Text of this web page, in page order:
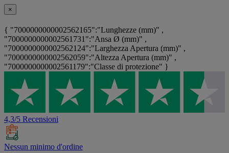
×
{ "7000000000002562165":"Lunghezze (mm)" ,
"7000000000002561731":"Ansa Ø (mm)" ,
"7000000000002562124":"Larghezza Apertura (mm)" ,
"7000000000002562059":"Altezza Apertura (mm)" ,
"7000000000002561179":"Classe di protezione" }
4,3/5 Recensioni
Nessun minimo d'ordine